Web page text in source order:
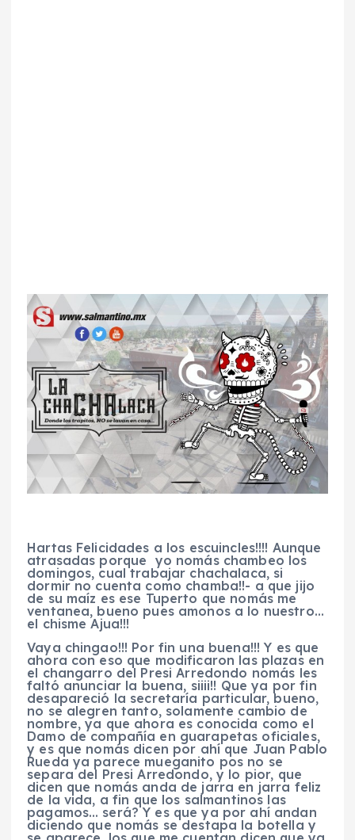
Hartas Felicidades a los escuincles!!!! Aunque
atrasadas porque yo nomás chambeo los
domingos, cual trabajar chachalaca, si
dormir no cuenta como chamba!!- a que jijo
de su maíz es ese Tuperto que nomás me
ventanea, bueno pues amonos a lo nuestro…
el chisme Ajua!!!
Vaya chingao!!! Por fin una buena!!! Y es que
ahora con eso que modificaron las plazas en
el changarro del Presi Arredondo nomás les
faltó anunciar la buena, siiii!! Que ya por fin
desapareció la secretaría particular, bueno,
no se alegren tanto, solamente cambio de
nombre, ya que ahora es conocida como el
Damo de compañía en guarapetas oficiales,
y es que nomás dicen por ahí que Juan Pablo
Rueda ya parece mueganito pos no se
separa del Presi Arredondo, y lo pior, que
dicen que nomás anda de jarra en jarra feliz
de la vida, a fin que los salmantinos las
pagamos… será? Y es que ya por ahí andan
diciendo que nomás se destapa la botella y